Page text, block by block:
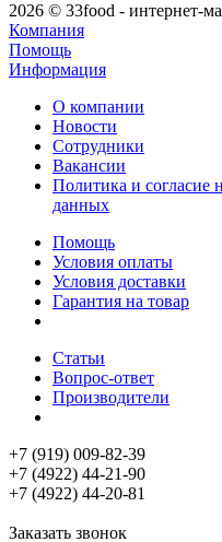
2026 © 33food - интернет-
Компания
Помощь
Информация
О компании
Новости
Сотрудники
Вакансии
Политика и согласие
данных
Помощь
Условия оплаты
Условия доставки
Гарантия на товар
Статьи
Вопрос-ответ
Производители
+7 (919) 009-82-39
+7 (4922) 44-21-90
+7 (4922) 44-20-81
Заказать звонок